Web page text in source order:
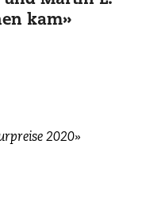
kam»
2020»